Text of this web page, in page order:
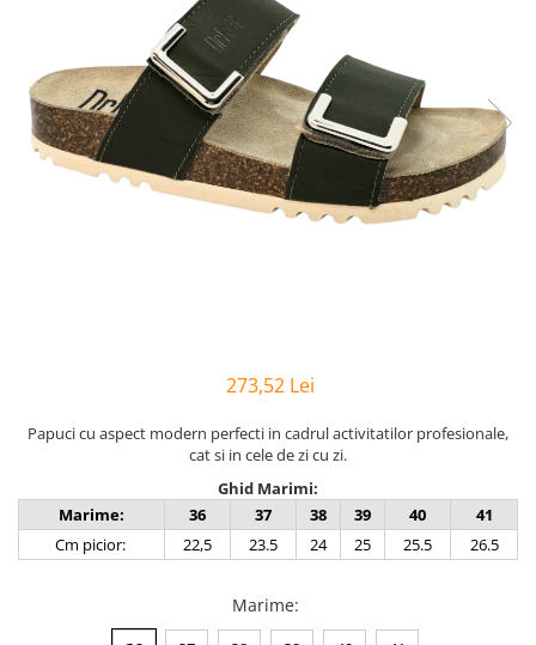
Vesna
Dr. Feet
273,52 Lei
Papuci cu aspect modern perfecti in cadrul activitatilor profesionale,
cat si in cele de zi cu zi.
Ghid Marimi:
Marime:
36 37 38 39 40
41
Cm picior:
22,5 23.5 24 25 25.5 26.5
Marime: